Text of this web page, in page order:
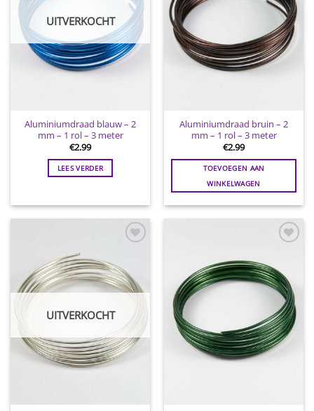
UITVERKOCHT
Aluminiumdraad blauw – 2
mm – 1 rol – 3 meter
€2.99
LEES VERDER
Aluminiumdraad bruin – 2
mm – 1 rol – 3 meter
€2.99
TOEVOEGEN AAN
WINKELWAGEN
wenslijst
UITVERKOCHT
wenslijst